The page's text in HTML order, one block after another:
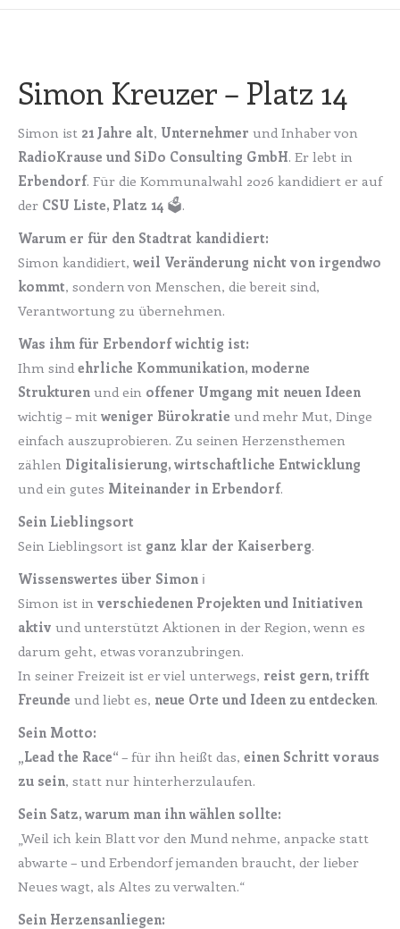
Simon Kreuzer – Platz 14
Simon ist 21 Jahre alt, Unternehmer und Inhaber von
RadioKrause und SiDo Consulting GmbH. Er lebt in
Erbendorf. Für die Kommunalwahl 2026 kandidiert er auf
der CSU Liste, Platz 14 🗳️.
Warum er für den Stadtrat kandidiert:
Simon kandidiert, weil Veränderung nicht von irgendwo
kommt, sondern von Menschen, die bereit sind,
Verantwortung zu übernehmen.
Was ihm für Erbendorf wichtig ist:
Ihm sind ehrliche Kommunikation, moderne
Strukturen und ein offener Umgang mit neuen Ideen
wichtig – mit weniger Bürokratie und mehr Mut, Dinge
einfach auszuprobieren. Zu seinen Herzensthemen
zählen Digitalisierung, wirtschaftliche Entwicklung
und ein gutes Miteinander in Erbendorf.
Sein Lieblingsort
Sein Lieblingsort ist ganz klar der Kaiserberg.
Wissenswertes über Simon ℹ️
Simon ist in verschiedenen Projekten und Initiativen
aktiv und unterstützt Aktionen in der Region, wenn es
darum geht, etwas voranzubringen.
In seiner Freizeit ist er viel unterwegs, reist gern, trifft
Freunde und liebt es, neue Orte und Ideen zu entdecken.
Sein Motto:
„Lead the Race“ – für ihn heißt das, einen Schritt voraus
zu sein, statt nur hinterherzulaufen.
Sein Satz, warum man ihn wählen sollte:
„Weil ich kein Blatt vor den Mund nehme, anpacke statt
abwarte – und Erbendorf jemanden braucht, der lieber
Neues wagt, als Altes zu verwalten.“
Sein Herzensanliegen: